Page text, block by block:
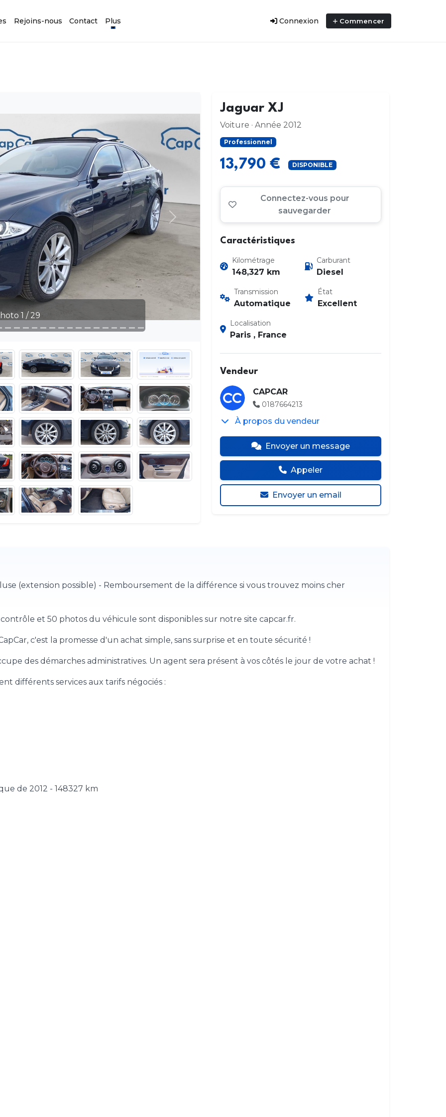
Rejoins-nous Contact Plus Connexion Commencer
2 / 29
Suivant
Jaguar XJ
Voiture · Année 2012
Professionnel
13,790 € DISPONIBLE
Connectez-vous pour
sauvegarder
Caractéristiques
Kilométrage
148,327 km
Carburant
Diesel
Transmission
Automatique
État
Excellent
Localisation
Paris , France
Vendeur
CAPCAR
0187664213
À propos du vendeur
Envoyer un message
Appeler
Envoyer un email
(extension possible) - Remboursement de la différence si vous trouvez moins cher
et 50 photos du véhicule sont disponibles sur notre site capcar.fr.
c'est la promesse d'un achat simple, sans surprise et en toute sécurité !
des démarches administratives. Un agent sera présent à vos côtés le jour de votre achat !
différents services aux tarifs négociés :
de 2012 - 148327 km